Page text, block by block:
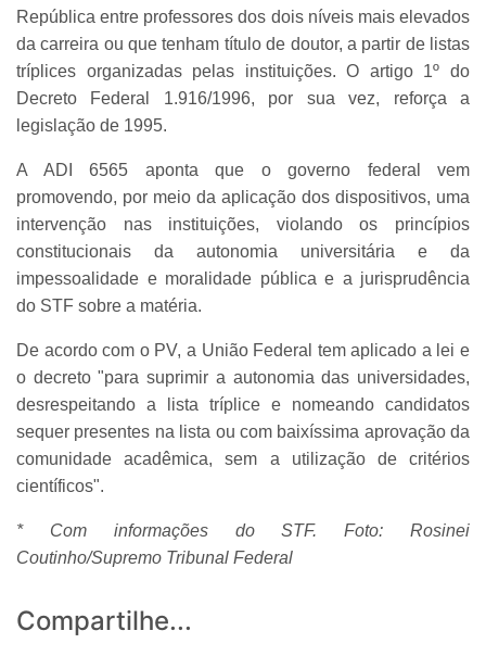
República entre professores dos dois níveis mais elevados
da carreira ou que tenham título de doutor, a partir de listas
tríplices organizadas pelas instituições. O artigo 1º do
Decreto Federal 1.916/1996, por sua vez, reforça a
legislação de 1995.
A ADI 6565 aponta que o governo federal vem
promovendo, por meio da aplicação dos dispositivos, uma
intervenção nas instituições, violando os princípios
constitucionais da autonomia universitária e da
impessoalidade e moralidade pública e a jurisprudência
do STF sobre a matéria.
De acordo com o PV, a União Federal tem aplicado a lei e
o decreto "para suprimir a autonomia das universidades,
desrespeitando a lista tríplice e nomeando candidatos
sequer presentes na lista ou com baixíssima aprovação da
comunidade acadêmica, sem a utilização de critérios
científicos".
* Com informações do STF. Foto: Rosinei
Coutinho/Supremo Tribunal Federal
Compartilhe...